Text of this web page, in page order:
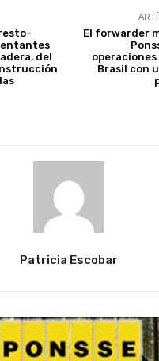
del
El forwarder
Brasil con
Patricia Escobar